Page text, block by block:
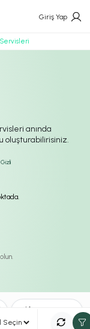
Giriş Yap
anında
oluşturabilirisiniz.